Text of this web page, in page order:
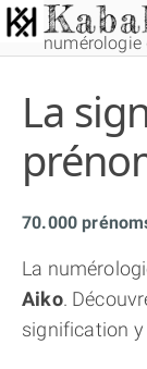
La
70.000
La
Aiko.
signification y
THÈME